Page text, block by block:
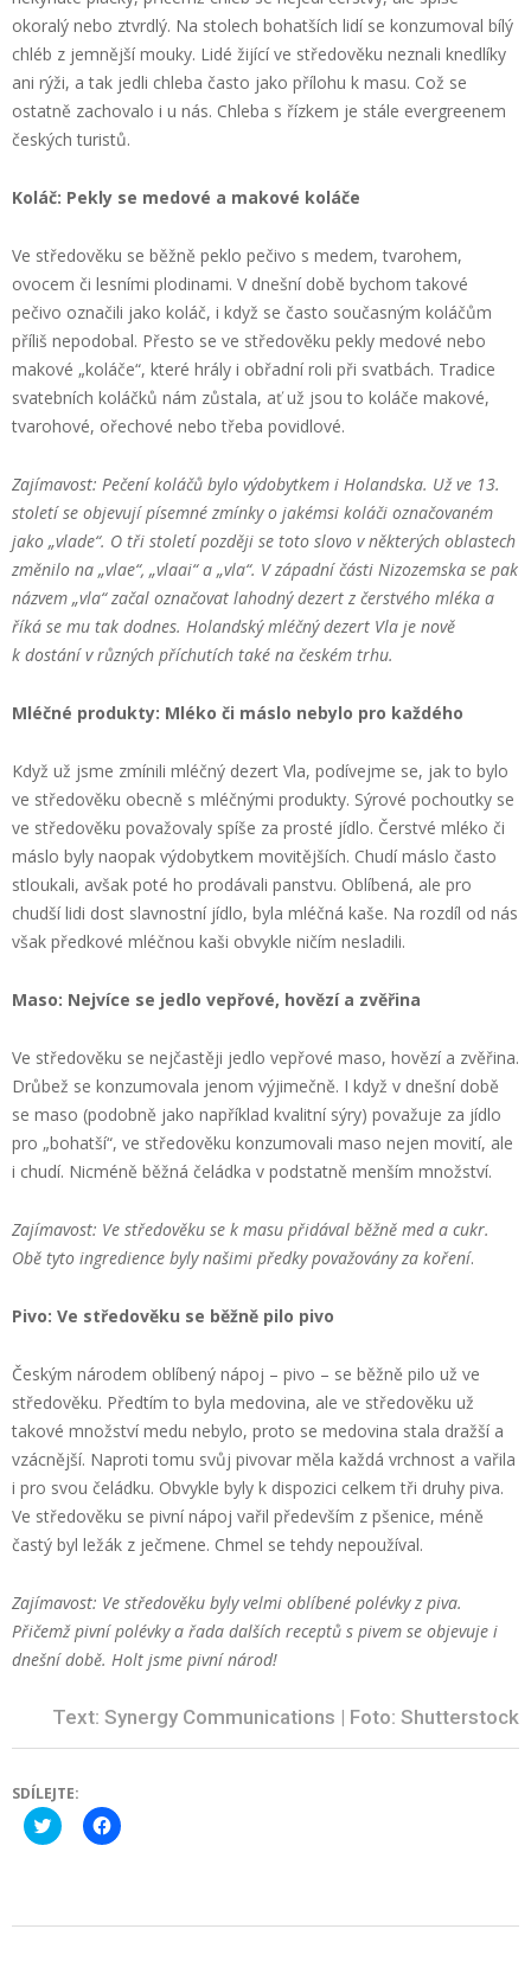
okoralý nebo ztvrdlý. Na stolech bohatších lidí se konzumoval bílý
chléb z jemnější mouky. Lidé žijící ve středověku neznali knedlíky
ani rýži, a tak jedli chleba často jako přílohu k masu. Což se
ostatně zachovalo i u nás. Chleba s řízkem je stále evergreenem
českých turistů.
Koláč: Pekly se medové a makové koláče
Ve středověku se běžně peklo pečivo s medem, tvarohem,
ovocem či lesními plodinami. V dnešní době bychom takové
pečivo označili jako koláč, i když se často současným koláčům
příliš nepodobal. Přesto se ve středověku pekly medové nebo
makové „koláče“, které hrály i obřadní roli při svatbách. Tradice
svatebních koláčků nám zůstala, ať už jsou to koláče makové,
tvarohové, ořechové nebo třeba povidlové.
Zajímavost: Pečení koláčů bylo výdobytkem i Holandska. Už ve 13.
století se objevují písemné zmínky o jakémsi koláči označovaném
jako „vlade“. O tři století později se toto slovo v některých oblastech
změnilo na „vlae“, „vlaai“ a „vla“. V západní části Nizozemska se pak
názvem „vla“ začal označovat lahodný dezert z čerstvého mléka a
říká se mu tak dodnes. Holandský mléčný dezert Vla je nově
k dostání v různých příchutích také na českém trhu.
Mléčné produkty: Mléko či máslo nebylo pro každého
Když už jsme zmínili mléčný dezert Vla, podívejme se, jak to bylo
ve středověku obecně s mléčnými produkty. Sýrové pochoutky se
ve středověku považovaly spíše za prosté jídlo. Čerstvé mléko či
máslo byly naopak výdobytkem movitějších. Chudí máslo často
stloukali, avšak poté ho prodávali panstvu. Oblíbená, ale pro
chudší lidi dost slavnostní jídlo, byla mléčná kaše. Na rozdíl od nás
však předkové mléčnou kaši obvykle ničím nesladili.
Maso: Nejvíce se jedlo vepřové, hovězí a zvěřina
Ve středověku se nejčastěji jedlo vepřové maso, hovězí a zvěřina.
Drůbež se konzumovala jenom výjimečně. I když v dnešní době
se maso (podobně jako například kvalitní sýry) považuje za jídlo
pro „bohatší“, ve středověku konzumovali maso nejen movití, ale
i chudí. Nicméně běžná čeládka v podstatně menším množství.
Zajímavost: Ve středověku se k masu přidával běžně med a cukr.
Obě tyto ingredience byly našimi předky považovány za koření.
Pivo: Ve středověku se běžně pilo pivo
Českým národem oblíbený nápoj – pivo – se běžně pilo už ve
středověku. Předtím to byla medovina, ale ve středověku už
takové množství medu nebylo, proto se medovina stala dražší a
vzácnější. Naproti tomu svůj pivovar měla každá vrchnost a vařila
i pro svou čeládku. Obvykle byly k dispozici celkem tři druhy piva.
Ve středověku se pivní nápoj vařil především z pšenice, méně
častý byl ležák z ječmene. Chmel se tehdy nepoužíval.
Zajímavost: Ve středověku byly velmi oblíbené polévky z piva.
Přičemž pivní polévky a řada dalších receptů s pivem se objevuje i
dnešní době. Holt jsme pivní národ!
Text: Synergy Communications | Foto: Shutterstock
SDÍLEJTE:
Click
to
new
Click
to
new